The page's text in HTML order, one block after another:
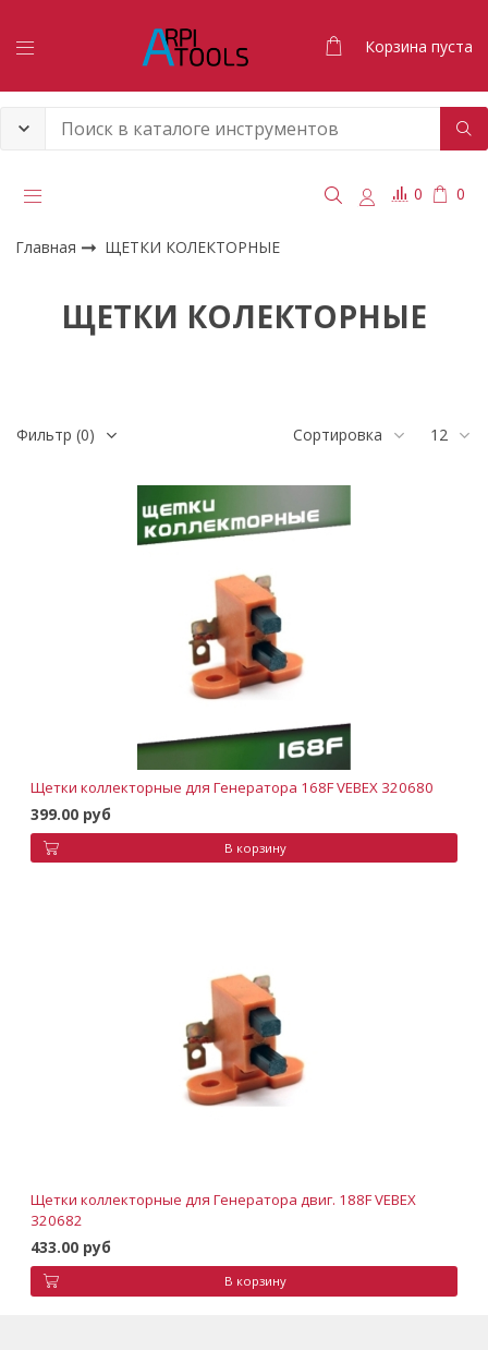
Корзина пуста
0 0
Главная ЩЕТКИ КОЛЕКТОРНЫЕ
ЩЕТКИ КОЛЕКТОРНЫЕ
Фильтр (0) Сортировка 12
Щетки коллекторные для Генератора 168F VEBEX 320680
399.00 руб
В корзину
Щетки коллекторные для Генератора двиг. 188F VEBEX
320682
433.00 руб
В корзину